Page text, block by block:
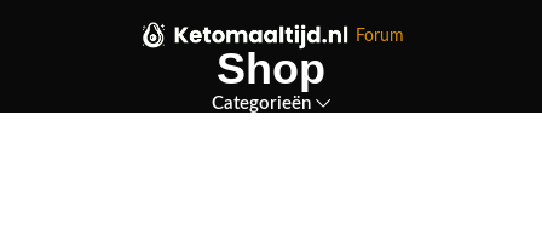
Forum
Shop
Categorieën